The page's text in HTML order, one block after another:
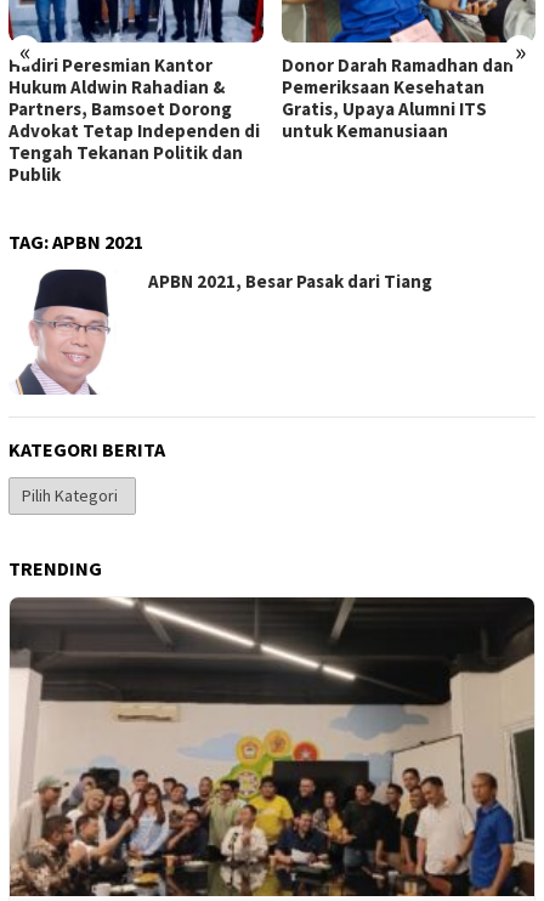
« »
Hadiri Peresmian Kantor
Hukum Aldwin Rahadian &
Partners, Bamsoet Dorong
Advokat Tetap Independen di
Tengah Tekanan Politik dan
Publik
Donor Darah Ramadhan dan
Pemeriksaan Kesehatan
Gratis, Upaya Alumni ITS
untuk Kemanusiaan
TAG:APBN 2021
APBN 2021, Besar Pasak dari Tiang
KATEGORI BERITA
Kategori
Berita
TRENDING